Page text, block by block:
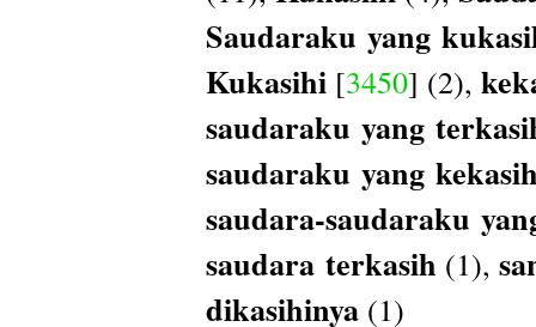
Saudaraku yang
Kukasihi [3450] (2),
saudaraku yang
saudaraku yang
saudara-saudaraku
saudara terkasih (1),
dikasihinya (1)